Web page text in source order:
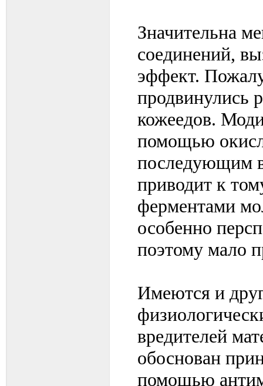
Значительна
соединений,
эффект.
продвинулись
кожеедов.
помощью
последующим
приводит к
ферментами
особенно
поэтому мало
Имеются и
вредителей
обоснован
помощью